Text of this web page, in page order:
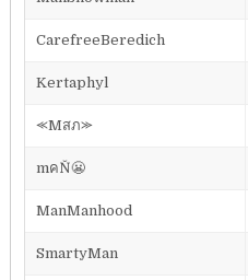
CarefreeBeredich
Kertaphyl
⪻Mสภ⪼
mคŇ😬
ManManhood
SmartyMan